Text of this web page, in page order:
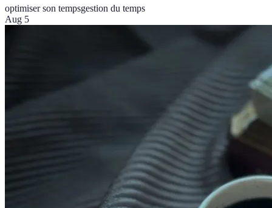
optimiser son tempsgestion du temps
Aug 5